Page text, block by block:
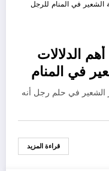
الدلالات
في المنام
–
في حلم رجل أنه
قراءة المزيد